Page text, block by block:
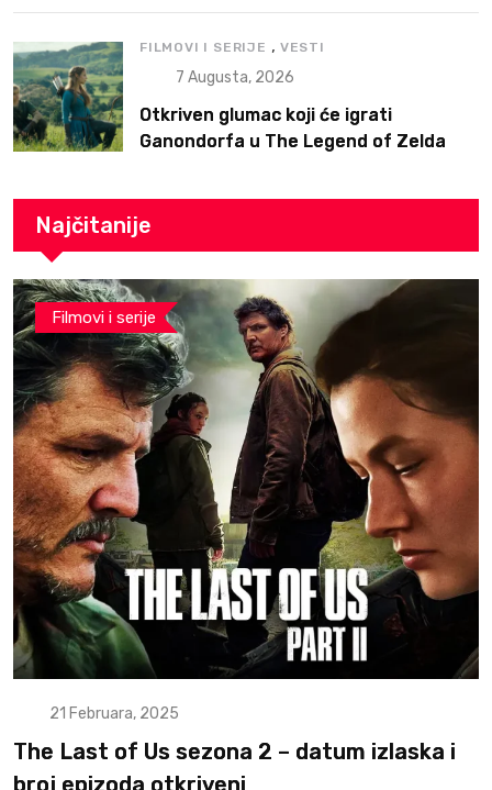
FILMOVI I SERIJE , VESTI
7 Augusta, 2026
Otkriven glumac koji će igrati
Ganondorfa u The Legend of Zelda
Najčitanije
Filmovi i serije
21 Februara, 2025
The Last of Us sezona 2 – datum izlaska i
broj epizoda otkriveni